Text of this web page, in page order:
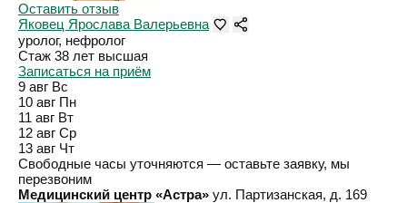
Оставить отзыв
Яковец Ярослава Валерьевна
уролог, нефролог
Стаж 38 лет высшая
Записаться на приём
9 авг Вс
10 авг Пн
11 авг Вт
12 авг Ср
13 авг Чт
Свободные часы уточняются — оставьте заявку, мы
перезвоним
Медицинский центр «Астра» ул. Партизанская, д. 169